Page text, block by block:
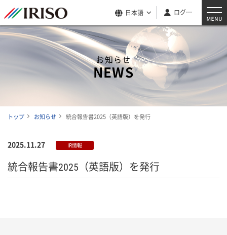
日本語 ログイン
お知らせ
NEWS
トップ お知らせ 統合報告書2025（英語版）を発行
2025.11.27 IR情報
統合報告書2025（英語版）を発行